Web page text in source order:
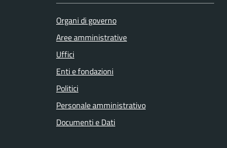
Organi di governo
Aree amministrative
Uffici
Enti e fondazioni
Politici
Personale amministrativo
Documenti e Dati